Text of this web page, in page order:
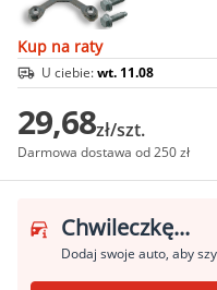
Kup na raty
U ciebie:wt. 11.08
29,68zł/szt.
Darmowa dostawa od 250 zł
Chwileczkę...
Dodaj swoje auto, aby